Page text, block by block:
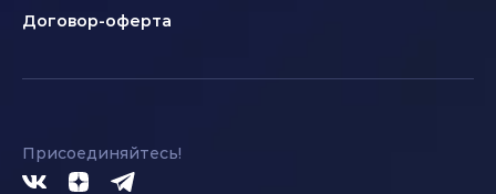
Договор-оферта
Присоединяйтесь!